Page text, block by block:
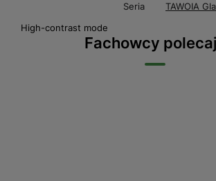
Seria
TAWOIA
High-contrast mode
Fachowcy